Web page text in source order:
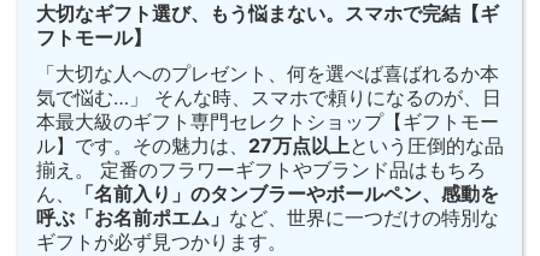
大切なギフト選び、もう悩まない。スマホで完結【ギ
フトモール】
「大切な人へのプレゼント、何を選べば喜ばれるか本
気で悩む…」 そんな時、スマホで頼りになるのが、日
本最大級のギフト専門セレクトショップ【ギフトモー
ル】です。その魅力は、 27万点以上という圧倒的な品
揃え。 定番のフラワーギフトやブランド品はもちろ
ん、
「名前入り」のタンブラーやボールペン、感動を
呼ぶ「お名前ポエム」 など、世界に一つだけの特別な
ギフトが必ず見つかります。